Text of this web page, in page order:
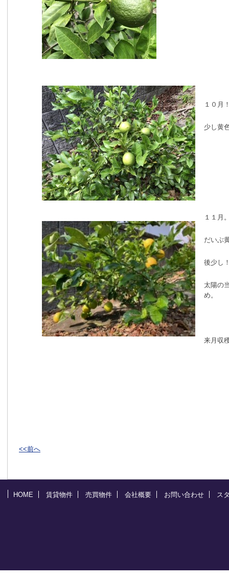
１０月
少し黄
１１月
だいぶ
後少し
太陽の
め。
来月収
<<前へ
HOME 賃貸物件 売買物件 会社概要 お問い合わせ ス